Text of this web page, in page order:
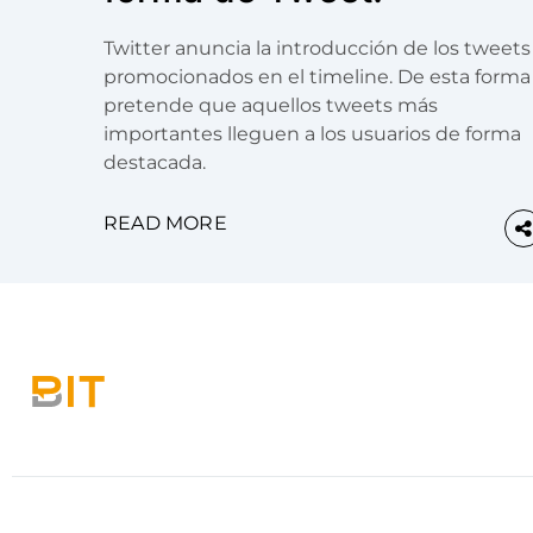
Twitter anuncia la introducción de los tweets
promocionados en el timeline. De esta forma
pretende que aquellos tweets más
importantes lleguen a los usuarios de forma
destacada.
READ MORE